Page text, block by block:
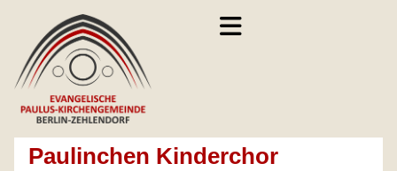
Paulinchen Kinderchor